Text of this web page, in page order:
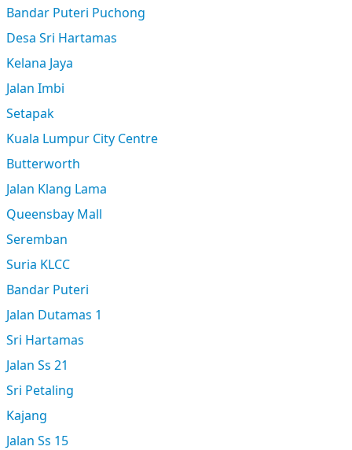
Bandar Puteri Puchong
Desa Sri Hartamas
Kelana Jaya
Jalan Imbi
Setapak
Kuala Lumpur City Centre
Butterworth
Jalan Klang Lama
Queensbay Mall
Seremban
Suria KLCC
Bandar Puteri
Jalan Dutamas 1
Sri Hartamas
Jalan Ss 21
Sri Petaling
Kajang
Jalan Ss 15